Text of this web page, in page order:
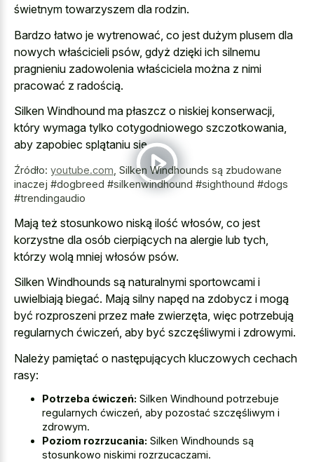
świetnym towarzyszem dla rodzin.
Bardzo łatwo je wytrenować, co jest dużym plusem dla
nowych właścicieli psów, gdyż dzięki ich silnemu
pragnieniu zadowolenia właściciela można z nimi
pracować z radością.
Silken Windhound ma płaszcz o niskiej konserwacji,
który wymaga tylko cotygodniowego szczotkowania,
aby zapobiec splątaniu się.
Źródło: youtube.com Silken Windhounds są zbudowane
inaczej #dogbreed #silkenwindhound #sighthound #dogs
#trendingaudio
Mają też stosunkowo niską ilość włosów, co jest
korzystne dla osób cierpiących na alergie lub tych,
którzy wolą mniej włosów psów.
Silken Windhounds są naturalnymi sportowcami i
uwielbiają biegać. Mają silny napęd na zdobycz i mogą
być rozproszeni przez małe zwierzęta, więc potrzebują
regularnych ćwiczeń, aby być szczęśliwymi i zdrowymi.
Należy pamiętać o następujących kluczowych cechach
rasy:
Potrzeba ćwiczeń: Silken Windhound potrzebuje
regularnych ćwiczeń, aby pozostać szczęśliwym i
zdrowym.
Poziom rozrzucania: Silken Windhounds są
stosunkowo niskimi rozrzucaczami.